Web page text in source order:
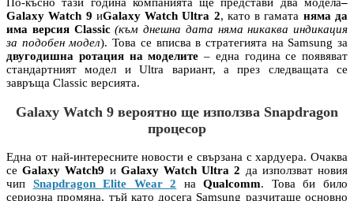
По-късно тази година компанията ще представи два модела–
Galaxy Watch 9 иGalaxy Watch Ultra 2, като в гамата няма да
има версия Classic(към днешна дата няма никаква индикация
за подобен модел). Това се вписва в стратегията на Samsung за
двугодишна ротация на моделите – една година се появяват
стандартният модел и Ultra вариант, а през следващата се
завръща Classic версията.
Galaxy Watch 9 вероятно ще използва Snapdragon
процесор
Една от най-интересните новости е свързана с хардуера. Очаква
сеGalaxy Watch9 и Galaxy Watch Ultra 2 да използват новия
чип Snapdragon Elite Wear 2 наQualcomm. Това би било
сериозна промяна, тъй като досега Samsung разчиташе основно